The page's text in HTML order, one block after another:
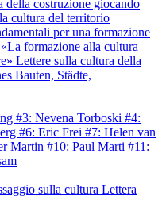
della costruzione giocando
cultura del territorio
per una formazione
formazione alla cultura
Lettere sulla cultura della
Bauten, Städte,
#3: Nevena Torboski #4:
#6: Eric Frei #7: Helen van
Martin #10: Paul Marti #11:
sulla cultura Lettera